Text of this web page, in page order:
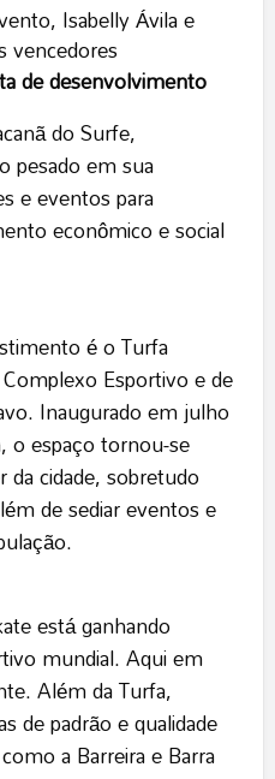
Isabelly Ávila e
vencedores
de desenvolvimento
do Surfe,
pesado em sua
e eventos para
econômico e social
é o Turfa
Esportivo e de
Inaugurado em julho
o espaço tornou-se
cidade, sobretudo
de sediar eventos e
está ganhando
mundial. Aqui em
Além da Turfa,
de padrão e qualidade
a Barreira e Barra